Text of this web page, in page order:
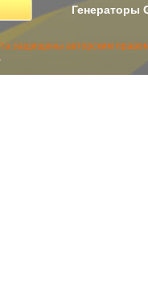
Генераторы
защищены авторским